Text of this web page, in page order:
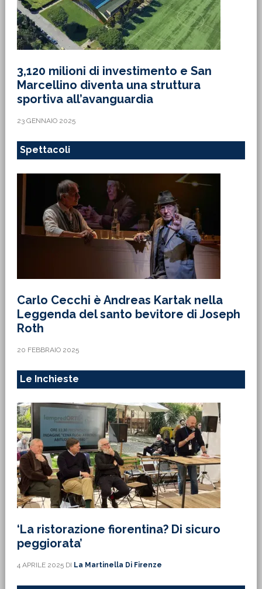
3,120 milioni di investimento e San
Marcellino diventa una struttura
sportiva all’avanguardia
23 GENNAIO 2025
Spettacoli
Carlo Cecchi è Andreas Kartak nella
Leggenda del santo bevitore di Joseph
Roth
20 FEBBRAIO 2025
Le Inchieste
‘La ristorazione fiorentina? Di sicuro
peggiorata’
4 APRILE 2025DI La Martinella Di Firenze